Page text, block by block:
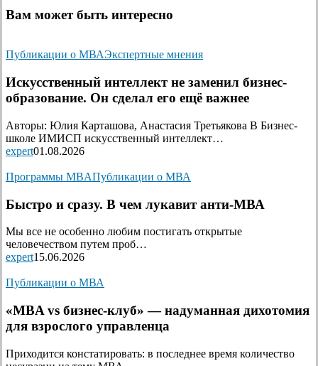
Вам может быть интересно
Публикации о МВАЭкспертные мнения
Искусственный интеллект не заменил бизнес-
образование. Он сделал его ещё важнее
Авторы: Юлия Карташова, Анастасия Третьякова В Бизнес-
школе ИМИСП искусственный интеллект…
expert01.08.2026
Программы MBAПубликации о МВА
Быстро и сразу. В чем лукавит анти-МВА
Мы все не особенно любим постигать открытые
человечеством путем проб…
expert15.06.2026
Публикации о МВА
«MBA vs бизнес-клуб» — надуманная дихотомия
для взрослого управленца
Приходится констатировать: в последнее время количество